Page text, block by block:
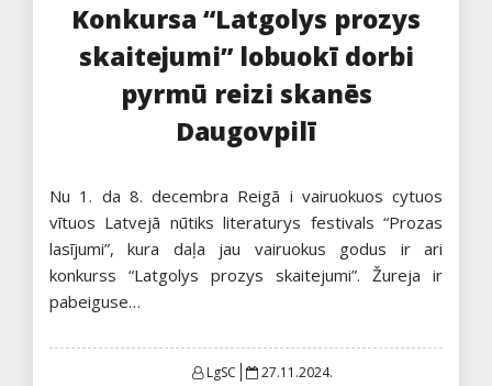
Konkursa “Latgolys prozys
skaitejumi” lobuokī dorbi
pyrmū reizi skanēs
Daugovpilī
Nu 1. da 8. decembra Reigā i vairuokuos cytuos
vītuos Latvejā nūtiks literaturys festivals “Prozas
lasījumi”, kura daļa jau vairuokus godus ir ari
konkurss “Latgolys prozys skaitejumi”. Žureja ir
pabeiguse…
LgSC
Posted
27.11.2024.